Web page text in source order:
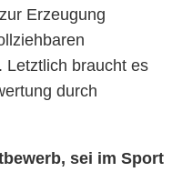
Erzeugung
Letztlich braucht es
durch
sei im Sport